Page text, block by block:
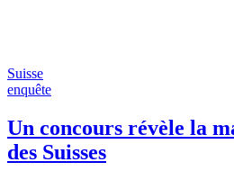
Suisse
enquête
Un concours révèle la
des Suisses